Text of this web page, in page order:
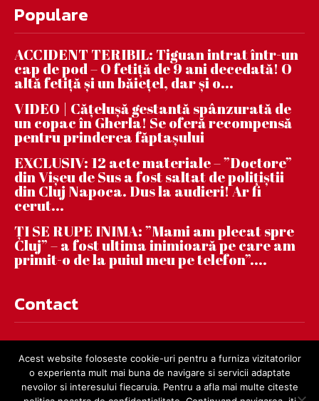
Populare
ACCIDENT TERIBIL: Tiguan intrat într-un
cap de pod – O fetiță de 9 ani decedată! O
altă fetiță și un băiețel, dar și o...
VIDEO | Căţeluşă gestantă spânzurată de
un copac în Gherla! Se oferă recompensă
pentru prinderea făptaşului
EXCLUSIV: 12 acte materiale – ”Doctore”
din Vișeu de Sus a fost saltat de polițiștii
din Cluj Napoca. Dus la audieri! Ar fi
cerut...
ȚI SE RUPE INIMA: ”Mami am plecat spre
Cluj” – a fost ultima inimioară pe care am
primit-o de la puiul meu pe telefon”....
Contact
Acest website foloseste cookie-uri pentru a furniza vizitatorilor
o experienta mult mai buna de navigare si servicii adaptate
nevoilor si interesului fiecaruia. Pentru a afla mai multe citeste